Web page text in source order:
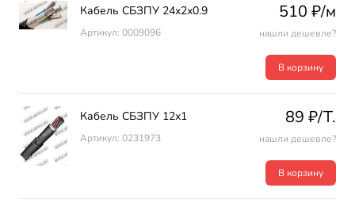
Кабель СБЗПУ 24х2х0.9
Артикул: 0009096
510 ₽/м
нашли дешевле?
В корзину
Кабель СБЗПУ 12х1
Артикул: 0231973
89 ₽/T.
нашли дешевле?
В корзину